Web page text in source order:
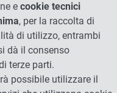
e cookie tecnici
, per la raccolta di
di utilizzo, entrambi
dà il consenso
terze parti.
possibile utilizzare il